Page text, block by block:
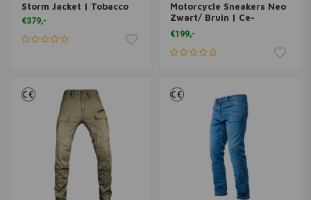
Storm Jacket | Tobacco
€379,-
Motorcycle Sneakers Neo
Zwart/ Bruin | Ce-
Goedgekeurd
€199,-